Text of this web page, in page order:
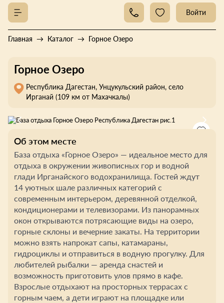
Войти
Главная Каталог Горное Озеро
Горное Озеро
Республика Дагестан, Унцукульский район, село
Ирганай (109 км от Махачкалы)
Об этом месте
База отдыха «Горное Озеро» — идеальное место для
отдыха в окружении живописных гор и водной
глади Ирганайского водохранилища. Гостей ждут
14 уютных шале различных категорий с
современным интерьером, деревянной отделкой,
кондиционерами и телевизорами. Из панорамных
окон открываются потрясающие виды на озеро,
горные склоны и вечерние закаты. На территории
можно взять напрокат сапы, катамараны,
гидроциклы и отправиться в водную прогулку. Для
любителей рыбалки — аренда снастей и
возможность приготовить улов прямо в кафе.
Взрослые отдыхают на просторных террасах с
горным чаем, а дети играют на площадке или